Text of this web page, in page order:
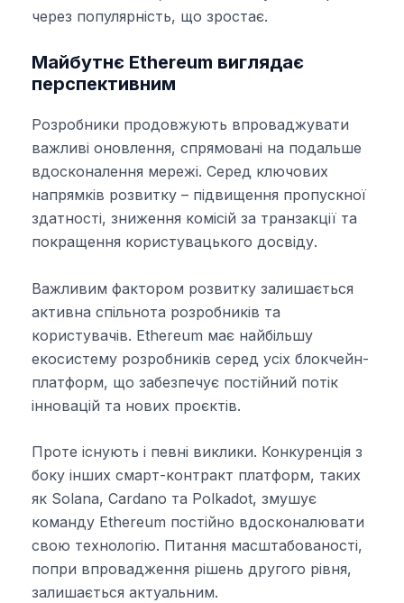
через популярність, що зростає.
Майбутнє Ethereum виглядає
перспективним
Розробники продовжують впроваджувати
важливі оновлення, спрямовані на подальше
вдосконалення мережі. Серед ключових
напрямків розвитку – підвищення пропускної
здатності, зниження комісій за транзакції та
покращення користувацького досвіду.
Важливим фактором розвитку залишається
активна спільнота розробників та
користувачів. Ethereum має найбільшу
екосистему розробників серед усіх блокчейн-
платформ, що забезпечує постійний потік
інновацій та нових проєктів.
Проте існують і певні виклики. Конкуренція з
боку інших смарт-контракт платформ, таких
як Solana, Cardano та Polkadot, змушує
команду Ethereum постійно вдосконалювати
свою технологію. Питання масштабованості,
попри впровадження рішень другого рівня,
залишається актуальним.